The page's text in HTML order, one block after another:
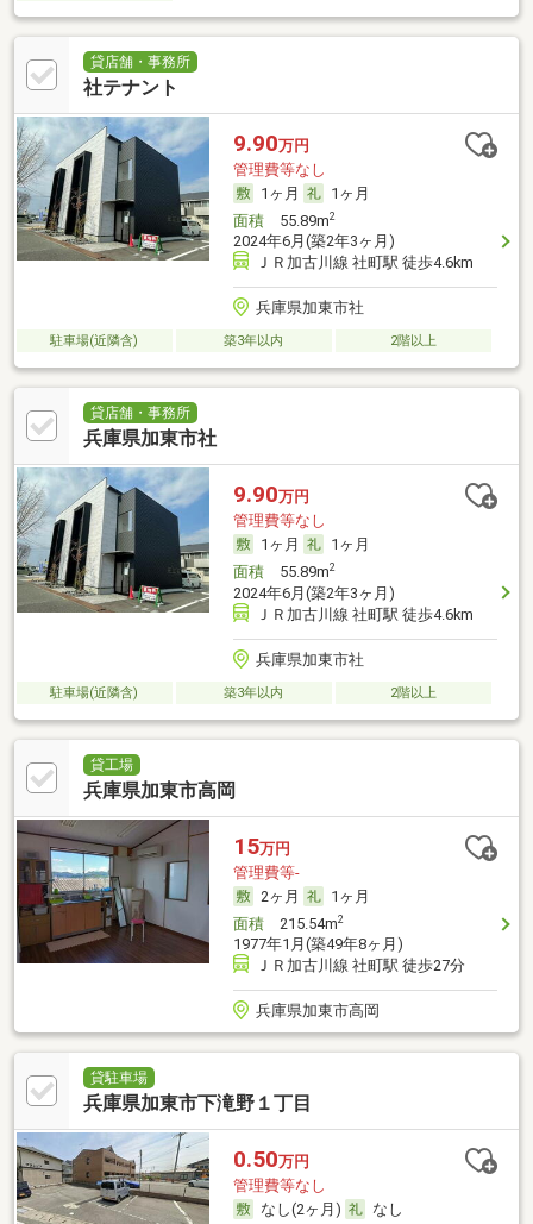
貸店舗・事務所
社テナント
9.90万円
管理費等なし
1ヶ月
1ヶ月
面積55.89m2
2024年6月(築2年3ヶ月)
ＪＲ加古川線 社町駅 徒歩4.6km
兵庫県加東市社
駐車場(近隣含) 築3年以内 2階以上
貸店舗・事務所
兵庫県加東市社
9.90万円
管理費等なし
1ヶ月
1ヶ月
面積55.89m2
2024年6月(築2年3ヶ月)
ＪＲ加古川線 社町駅 徒歩4.6km
兵庫県加東市社
駐車場(近隣含) 築3年以内 2階以上
貸工場
兵庫県加東市高岡
15万円
管理費等-
2ヶ月
1ヶ月
面積215.54m2
1977年1月(築49年8ヶ月)
ＪＲ加古川線 社町駅 徒歩27分
兵庫県加東市高岡
貸駐車場
兵庫県加東市下滝野１丁目
0.50万円
管理費等なし
なし(2ヶ月)
なし